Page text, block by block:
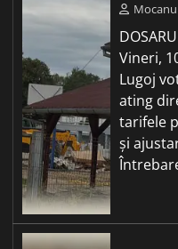
Vineri,
Lugoj
ating
tarifele
și